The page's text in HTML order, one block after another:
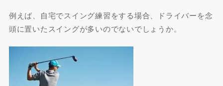
例えば、自宅でスイング練習をする場合、ドライバーを念
頭に置いたスイングが多いのでないでしょうか。